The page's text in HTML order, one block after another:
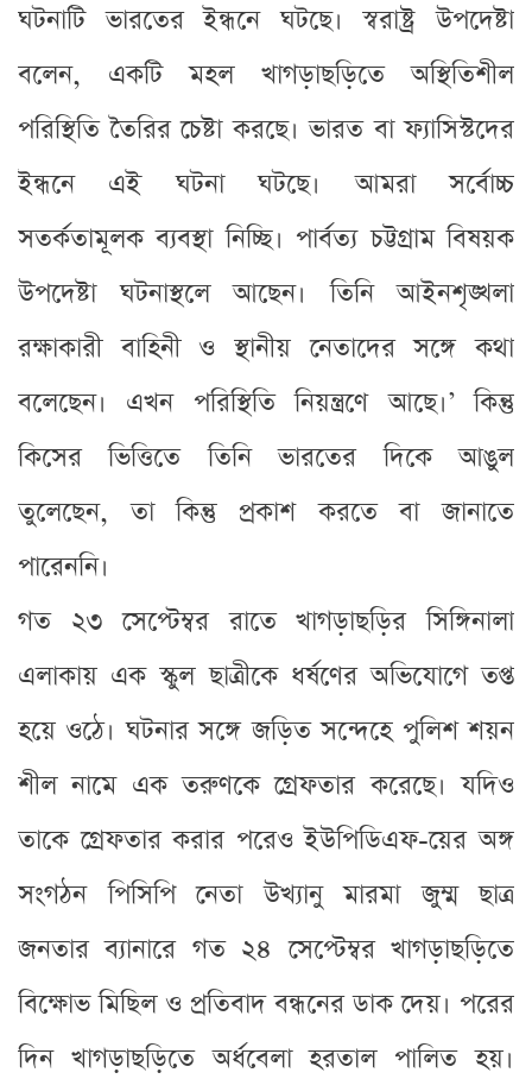
ঘটনাটি ভারতের ইন্ধনে ঘটছে। স্বরাষ্ট্র উপদেষ্টা
বলেন, একটি মহল খাগড়াছড়িতে অস্থিতিশীল
পরিস্থিতি তৈরির চেষ্টা করছে। ভারত বা ফ্যাসিস্টদের
ইন্ধনে এই ঘটনা ঘটছে। আমরা সর্বোচ্চ
সতর্কতামূলক ব্যবস্থা নিচ্ছি। পার্বত্য চট্টগ্রাম বিষয়ক
উপদেষ্টা ঘটনাস্থলে আছেন। তিনি আইনশৃঙ্খলা
রক্ষাকারী বাহিনী ও স্থানীয় নেতাদের সঙ্গে কথা
বলেছেন। এখন পরিস্থিতি নিয়ন্ত্রণে আছে।’ কিন্তু
কিসের ভিত্তিতে তিনি ভারতের দিকে আঙুল
তুলেছেন, তা কিন্তু প্রকাশ করতে বা জানাতে
পারেননি।
গত ২৩ সেপ্টেম্বর রাতে খাগড়াছড়ির সিঙ্গিনালা
এলাকায় এক স্কুল ছাত্রীকে ধর্ষণের অভিযোগে তপ্ত
হয়ে ওঠে। ঘটনার সঙ্গে জড়িত সন্দেহে পুলিশ শয়ন
শীল নামে এক তরুণকে গ্রেফতার করেছে। যদিও
তাকে গ্রেফতার করার পরেও ইউপিডিএফ-য়ের অঙ্গ
সংগঠন পিসিপি নেতা উখ্যানু মারমা জুম্ম ছাত্র
জনতার ব্যানারে গত ২৪ সেপ্টেম্বর খাগড়াছড়িতে
বিক্ষোভ মিছিল ও প্রতিবাদ বন্ধনের ডাক দেয়। পরের
দিন খাগড়াছড়িতে অর্ধবেলা হরতাল পালিত হয়।